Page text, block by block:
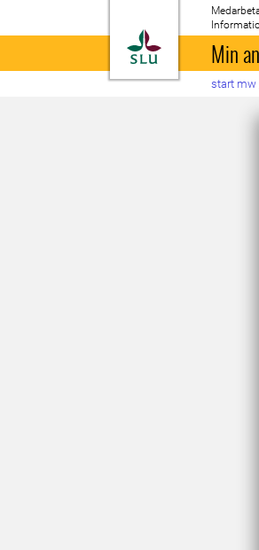
Till startsida
Min
start mw